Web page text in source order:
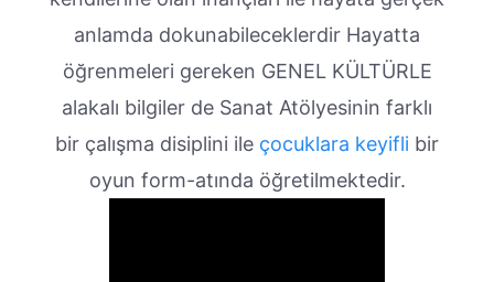
anlamda dokunabileceklerdir Hayatta
öğrenmeleri gereken GENEL KÜLTÜRLE
alakalı bilgiler de Sanat Atölyesinin farklı
bir çalışma disiplini ile çocuklara keyifli bir
oyun form-atında öğretilmektedir.